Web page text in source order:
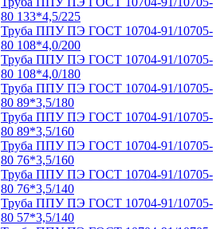
80 133*4,5/225
Труба ППУ ПЭ ГОСТ 10704-91/10705-
80 108*4,0/200
Труба ППУ ПЭ ГОСТ 10704-91/10705-
80 108*4,0/180
Труба ППУ ПЭ ГОСТ 10704-91/10705-
80 89*3,5/180
Труба ППУ ПЭ ГОСТ 10704-91/10705-
80 89*3,5/160
Труба ППУ ПЭ ГОСТ 10704-91/10705-
80 76*3,5/160
Труба ППУ ПЭ ГОСТ 10704-91/10705-
80 76*3,5/140
Труба ППУ ПЭ ГОСТ 10704-91/10705-
80 57*3,5/140